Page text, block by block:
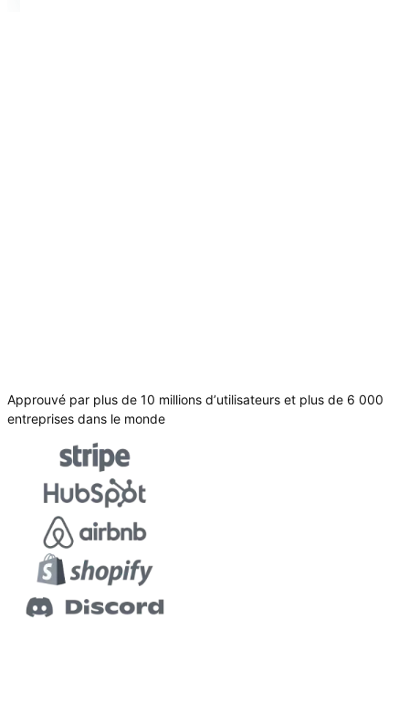
Approuvé par plus de 10 millions d’utilisateurs et plus de 6 000
entreprises dans le monde